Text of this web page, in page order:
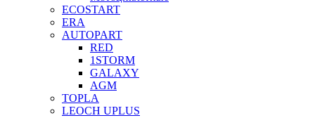
ECOSTART
ERA
AUTOPART
RED
1STORM
GALAXY
AGM
TOPLA
LEOCH UPLUS